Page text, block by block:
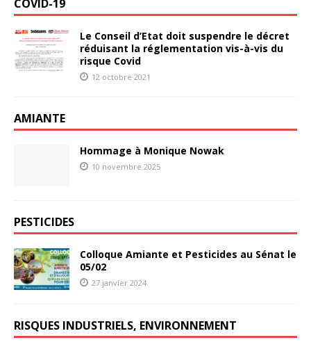
COVID-19
Le Conseil d’Etat doit suspendre le décret
réduisant la réglementation vis-à-vis du
risque Covid
12 octobre 2021
AMIANTE
Hommage à Monique Nowak
10 novembre 2025
PESTICIDES
Colloque Amiante et Pesticides au Sénat le
05/02
27 janvier 2024
RISQUES INDUSTRIELS, ENVIRONNEMENT